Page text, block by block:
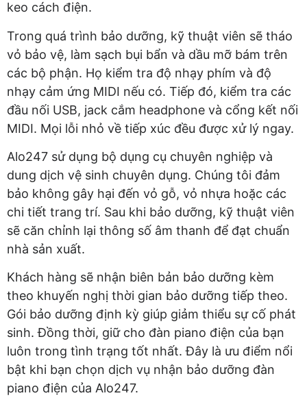
keo cách điện.
Trong quá trình bảo dưỡng, kỹ thuật viên sẽ tháo
vỏ bảo vệ, làm sạch bụi bẩn và dầu mỡ bám trên
các bộ phận. Họ kiểm tra độ nhạy phím và độ
nhạy cảm ứng MIDI nếu có. Tiếp đó, kiểm tra các
đầu nối USB, jack cắm headphone và cổng kết nối
MIDI. Mọi lỗi nhỏ về tiếp xúc đều được xử lý ngay.
Alo247 sử dụng bộ dụng cụ chuyên nghiệp và
dung dịch vệ sinh chuyên dụng. Chúng tôi đảm
bảo không gây hại đến vỏ gỗ, vỏ nhựa hoặc các
chi tiết trang trí. Sau khi bảo dưỡng, kỹ thuật viên
sẽ căn chỉnh lại thông số âm thanh để đạt chuẩn
nhà sản xuất.
Khách hàng sẽ nhận biên bản bảo dưỡng kèm
theo khuyến nghị thời gian bảo dưỡng tiếp theo.
Gói bảo dưỡng định kỳ giúp giảm thiểu sự cố phát
sinh. Đồng thời, giữ cho đàn piano điện của bạn
luôn trong tình trạng tốt nhất. Đây là ưu điểm nổi
bật khi bạn chọn dịch vụ nhận bảo dưỡng đàn
piano điện của Alo247.